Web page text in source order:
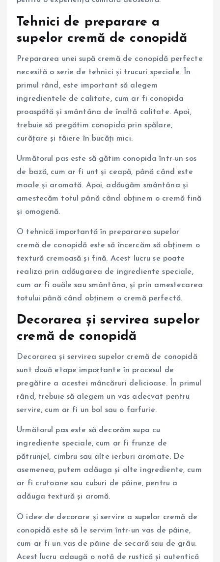
Tehnici de preparare a
supelor cremă de conopidă
Prepararea unei supă cremă de conopidă perfecte
necesită o serie de tehnici și trucuri speciale. În
primul rând, este important să alegem
ingredientele de calitate, cum ar fi conopida
proaspătă și smântâna de înaltă calitate. Apoi,
trebuie să pregătim conopida prin spălare,
curățare și tăiere în bucăți mici.
Următorul pas este să gătim conopida într-un sos
de bază, cum ar fi unt și ceapă, până când este
moale și aromată. Apoi, adăugăm smântâna și
amestecăm totul până când obținem o cremă fină
și omogenă.
O tehnică importantă în prepararea supelor
cremă de conopidă este să încercăm să obținem o
textură cremoasă și fină. Acest lucru se poate
realiza prin adăugarea de ingrediente speciale,
cum ar fi ouăle sau smântâna, și prin amestecarea
totului până când obținem o cremă perfectă.
Decorarea și servirea supelor
cremă de conopidă
Decorarea și servirea supelor cremă de conopidă
sunt două etape importante în procesul de
pregătire a acestei mâncăruri delicioase. În primul
rând, trebuie să alegem un vas adecvat pentru
servire, cum ar fi un bol sau o farfurie.
Următorul pas este să decorăm supa cu
ingrediente speciale, cum ar fi frunze de
pătrunjel, cimbru sau alte ierburi aromate. De
asemenea, putem adăuga și alte ingrediente, cum
ar fi crutoane sau cuburi de pâine, pentru a
adăuga textură și aromă.
O idee de decorare și servire a supelor cremă de
conopidă este să le servim într-un vas de pâine,
cum ar fi un vas de pâine de secară sau de grâu.
Acest lucru adaugă o notă de rustică și autentică